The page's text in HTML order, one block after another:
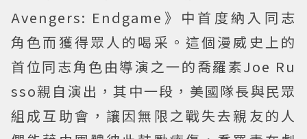
Avengers: Endgame》中首度納入同志
角色而獲得眾人的喝采。這個漫威史上的
首位同志角色由導演之一的喬羅素Joe Ru
sso親自演出，其中一段，美國隊長與民眾
組成互助會，讓因無限之戰失去親友的人